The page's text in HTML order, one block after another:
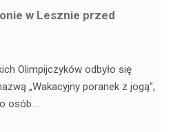
w Lesznie przed
Olimpijczyków odbyło się
„Wakacyjny poranek z jogą”,
osób.…